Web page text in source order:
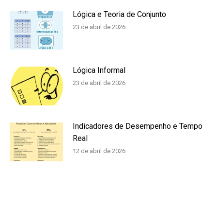
Lógica e Teoria de Conjunto
23 de abril de 2026
Lógica Informal
23 de abril de 2026
Indicadores de Desempenho e Tempo
Real
12 de abril de 2026